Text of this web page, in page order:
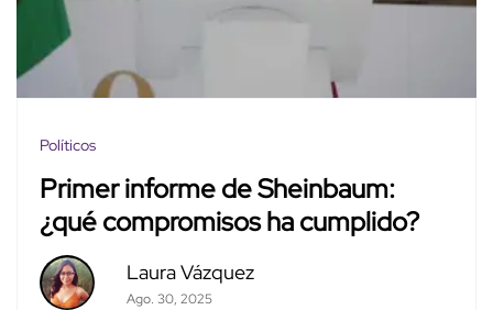
Políticos
Primer informe de Sheinbaum:
¿qué compromisos ha cumplido?
Laura Vázquez
Ago. 30, 2025